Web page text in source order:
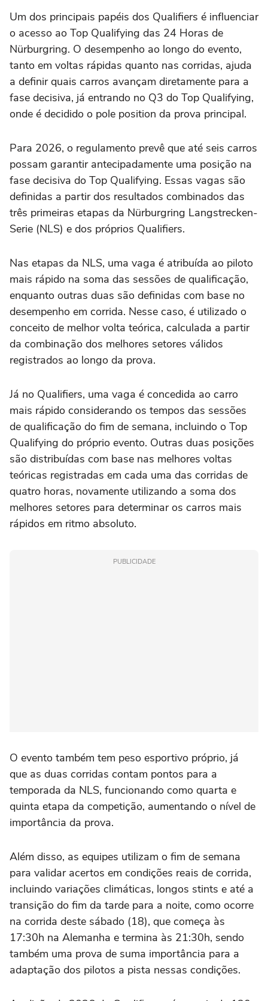
Um dos principais papéis dos Qualifiers é influenciar
o acesso ao Top Qualifying das 24 Horas de
Nürburgring. O desempenho ao longo do evento,
tanto em voltas rápidas quanto nas corridas, ajuda
a definir quais carros avançam diretamente para a
fase decisiva, já entrando no Q3 do Top Qualifying,
onde é decidido o pole position da prova principal.
Para 2026, o regulamento prevê que até seis carros
possam garantir antecipadamente uma posição na
fase decisiva do Top Qualifying. Essas vagas são
definidas a partir dos resultados combinados das
três primeiras etapas da Nürburgring Langstrecken-
Serie (NLS) e dos próprios Qualifiers.
Nas etapas da NLS, uma vaga é atribuída ao piloto
mais rápido na soma das sessões de qualificação,
enquanto outras duas são definidas com base no
desempenho em corrida. Nesse caso, é utilizado o
conceito de melhor volta teórica, calculada a partir
da combinação dos melhores setores válidos
registrados ao longo da prova.
Já no Qualifiers, uma vaga é concedida ao carro
mais rápido considerando os tempos das sessões
de qualificação do fim de semana, incluindo o Top
Qualifying do próprio evento. Outras duas posições
são distribuídas com base nas melhores voltas
teóricas registradas em cada uma das corridas de
quatro horas, novamente utilizando a soma dos
melhores setores para determinar os carros mais
rápidos em ritmo absoluto.
PUBLICIDADE
O evento também tem peso esportivo próprio, já
que as duas corridas contam pontos para a
temporada da NLS, funcionando como quarta e
quinta etapa da competição, aumentando o nível de
importância da prova.
Além disso, as equipes utilizam o fim de semana
para validar acertos em condições reais de corrida,
incluindo variações climáticas, longos stints e até a
transição do fim da tarde para a noite, como ocorre
na corrida deste sábado (18), que começa às
17:30h na Alemanha e termina às 21:30h, sendo
também uma prova de suma importância para a
adaptação dos pilotos a pista nessas condições.